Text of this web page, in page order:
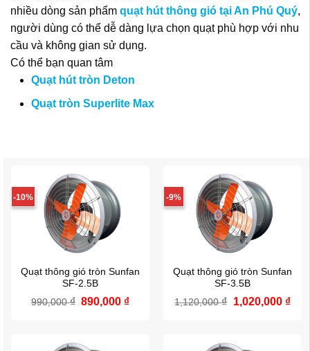
nhiều dòng sản phẩm quạt hút thông gió tại An Phú Quý,
người dùng có thể dễ dàng lựa chọn quạt phù hợp với nhu
cầu và không gian sử dụng.
Có thể bạn quan tâm
Quạt hút tròn Deton
Quạt tròn Superlite Max
-10%
Quạt thông gió tròn Sunfan
SF-2.5B
990,000₫ Giá
890,000 ₫Giá
-9%
Quạt thông gió tròn Sunfan
SF-3.5B
1,120,000₫ Giá
1,020,000 ₫Giá